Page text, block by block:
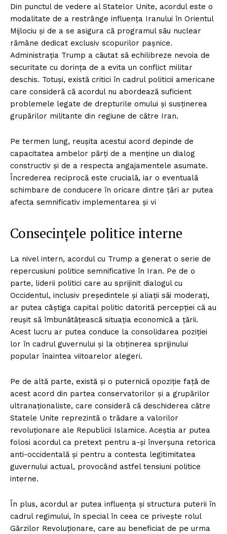
Din punctul de vedere al Statelor Unite, acordul este o
modalitate de a restrânge influența Iranului în Orientul
Mijlociu și de a se asigura că programul său nuclear
rămâne dedicat exclusiv scopurilor pașnice.
Administrația Trump a căutat să echilibreze nevoia de
securitate cu dorința de a evita un conflict militar
deschis. Totuși, există critici în cadrul politicii americane
care consideră că acordul nu abordează suficient
problemele legate de drepturile omului și susținerea
grupărilor militante din regiune de către Iran.
Pe termen lung, reușita acestui acord depinde de
capacitatea ambelor părți de a menține un dialog
constructiv și de a respecta angajamentele asumate.
Încrederea reciprocă este crucială, iar o eventuală
schimbare de conducere în oricare dintre țări ar putea
afecta semnificativ implementarea și vi
Consecințele politice interne
La nivel intern, acordul cu Trump a generat o serie de
repercusiuni politice semnificative în Iran. Pe de o
parte, liderii politici care au sprijinit dialogul cu
Occidentul, inclusiv președintele și aliații săi moderați,
ar putea câștiga capital politic datorită percepției că au
reușit să îmbunătățească situația economică a țării.
Acest lucru ar putea conduce la consolidarea poziției
lor în cadrul guvernului și la obținerea sprijinului
popular înaintea viitoarelor alegeri.
Pe de altă parte, există și o puternică opoziție față de
acest acord din partea conservatorilor și a grupărilor
ultranaționaliste, care consideră că deschiderea către
Statele Unite reprezintă o trădare a valorilor
revoluționare ale Republicii Islamice. Aceștia ar putea
folosi acordul ca pretext pentru a-și înverșuna retorica
anti-occidentală și pentru a contesta legitimitatea
guvernului actual, provocând astfel tensiuni politice
interne.
În plus, acordul ar putea influența și structura puterii în
cadrul regimului, în special în ceea ce privește rolul
Gărzilor Revoluționare, care au beneficiat de pe urma